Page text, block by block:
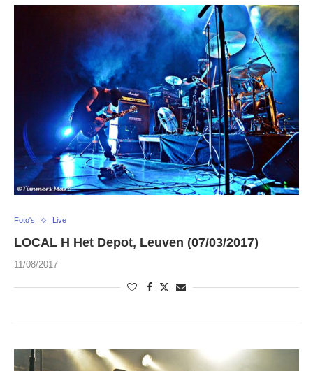
Foto's Live
LOCAL H Het Depot, Leuven (07/03/2017)
11/08/2017